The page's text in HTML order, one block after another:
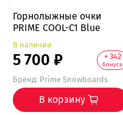
Горнолыжные очки
PRIME COOL-C1 Blue
В наличии
5 700 ₽ + 342
бонуса
Бренд:Prime Snowboards
В корзину